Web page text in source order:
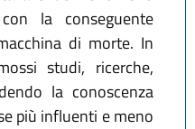
la conseguente
di morte. In
studi, ricerche,
la conoscenza
più influenti e meno